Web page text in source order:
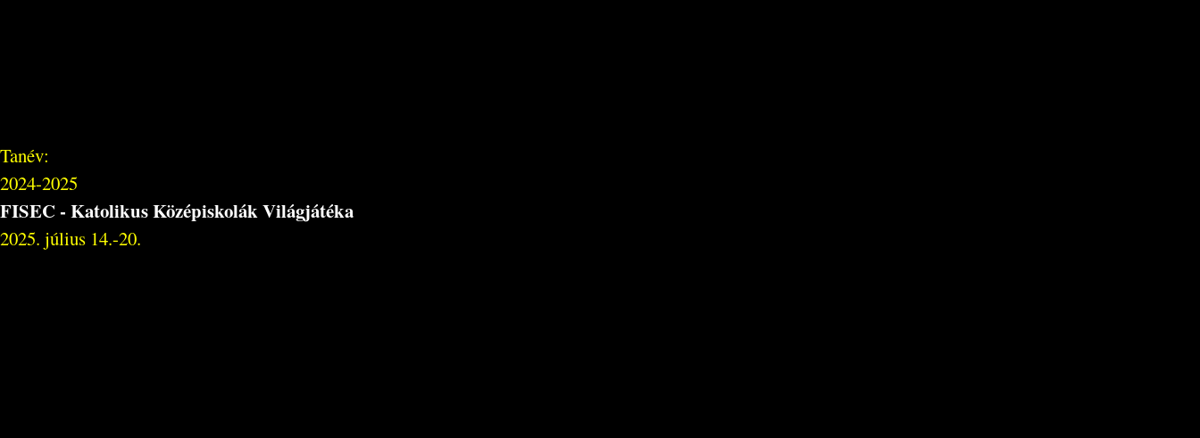
Tanév:
2024-2025
FISEC - Katolikus Középiskolák Világjátéka
2025. július 14.-20.